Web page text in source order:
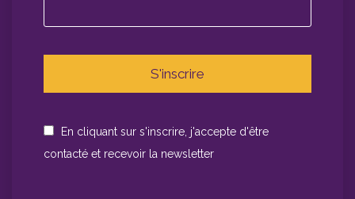
En cliquant sur s'inscrire, j'accepte d'être
contacté et recevoir la newsletter